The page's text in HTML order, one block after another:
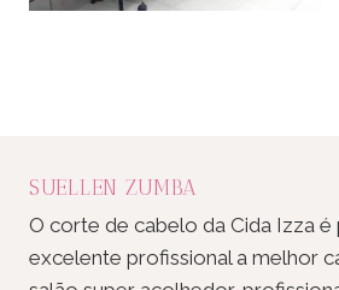
SUELLEN ZUMBA
O corte de cabelo da Cida Izza
excelente profissional a melhor